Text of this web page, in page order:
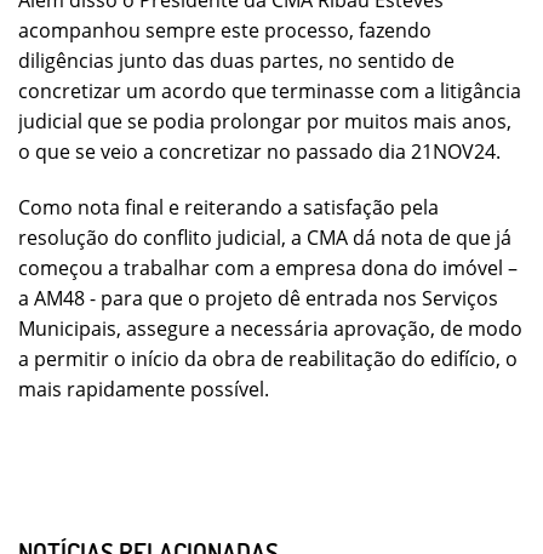
acompanhou sempre este processo, fazendo
diligências junto das duas partes, no sentido de
concretizar um acordo que terminasse com a litigância
judicial que se podia prolongar por muitos mais anos,
o que se veio a concretizar no passado dia 21NOV24.
Como nota final e reiterando a satisfação pela
resolução do conflito judicial, a CMA dá nota de que já
começou a trabalhar com a empresa dona do imóvel –
a AM48 - para que o projeto dê entrada nos Serviços
Municipais, assegure a necessária aprovação, de modo
a permitir o início da obra de reabilitação do edifício, o
mais rapidamente possível.